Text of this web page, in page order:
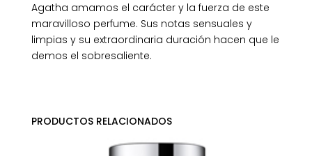
Agatha amamos el carácter y la fuerza de este
maravilloso perfume. Sus notas sensuales y
limpias y su extraordinaria duración hacen que le
demos el sobresaliente.
PRODUCTOS RELACIONADOS